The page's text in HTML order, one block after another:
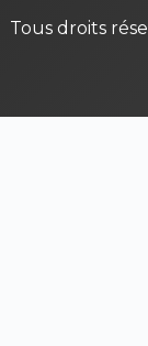
Tous droits